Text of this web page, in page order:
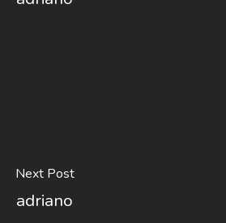
Next Post
adriano